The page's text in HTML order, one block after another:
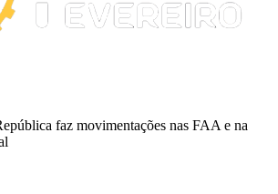
faz movimentações nas FAA e na